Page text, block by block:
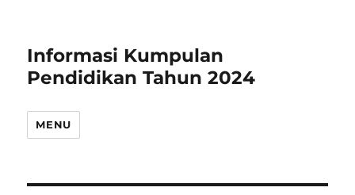
Informasi Kumpulan
Pendidikan Tahun 2024
MENU